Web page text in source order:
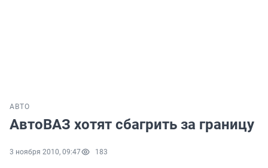
АВТО
АвтоВАЗ хотят сбагрить за границу
3 ноября 2010, 09:47 183